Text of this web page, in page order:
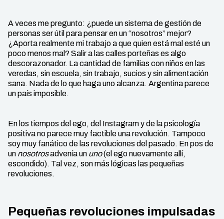
A veces me pregunto: ¿puede un sistema de gestión de
personas ser útil para pensar en un “nosotros” mejor?
¿Aporta realmente mi trabajo a que quien está mal esté un
poco menos mal? Salir a las calles porteñas es algo
descorazonador. La cantidad de familias con niños en las
veredas, sin escuela, sin trabajo, sucios y sin alimentación
sana. Nada de lo que haga uno alcanza. Argentina parece
un país imposible.
En los tiempos del ego, del Instagram y de la psicología
positiva no parece muy factible una revolución. Tampoco
soy muy fanático de las revoluciones del pasado. En pos de
un nosotrosadvenía un uno(el ego nuevamente allí,
escondido). Tal vez, son más lógicas las pequeñas
revoluciones.
Pequeñas revoluciones impulsadas